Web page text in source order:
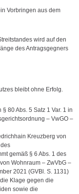
Vorbringen aus dem
wird auf den
des Antragsgegners
bleibt ohne Erfolg.
80 Abs. 5 Satz 1 Var. 1 in
– VwGO –
Kreuzberg von
gemäß § 6 Abs. 1 des
Wohnraum – ZwVbG –
2021 (GVBl. S. 1131)
Klage gegen die
sowie die